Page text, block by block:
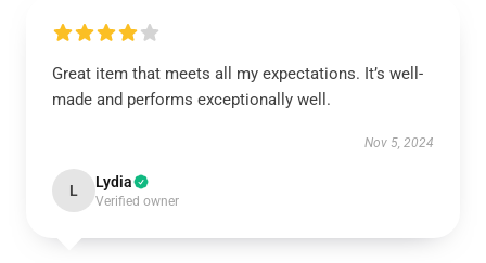
Great item that meets all my expectations. It’s well-
made and performs exceptionally well.
Nov 5, 2024
L Lydia
Verified owner